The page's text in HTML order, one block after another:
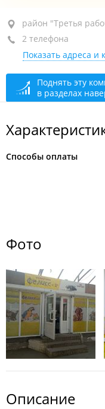
район "Третья
ТЦ "Семерочка", 2-й
+7 914 666-11-78
открыто: 10:00–20:00
район "Третья
2 телефона
Показать адреса и
Поднять эту
в разделах
Способы оплаты
Фото
Описание